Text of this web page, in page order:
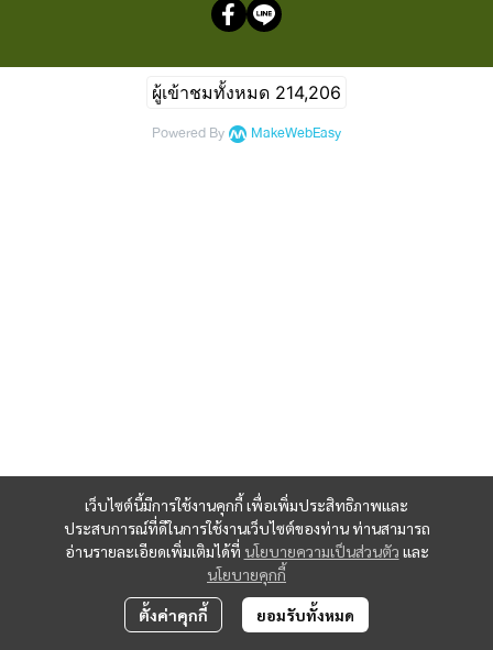
เว็บไซต์นี้มีการใช้งานคุกกี้ เพื่อเพิ่มประสิทธิภาพและ
ประสบการณ์ที่ดีในการใช้งานเว็บไซต์ของท่าน ท่านสามารถ
อ่านรายละเอียดเพิ่มเติมได้ที่ นโยบายความเป็นส่วนตัว และ
นโยบายคุกกี้
ตั้งค่าคุกกี้ ยอมรับทั้งหมด
ผู้เข้าชมทั้งหมด 214,206
Powered By MakeWebEasy